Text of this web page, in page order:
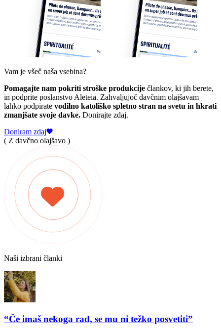
Vam je všeč naša vsebina?
Pomagajte nam pokriti stroške produkcije člankov, ki jih berete,
in podprite poslanstvo Aleteia. Zahvaljujoč davčnim olajšavam
lahko podpirate vodilno katoliško spletno stran na svetu in hkrati
zmanjšate svoje davke. Donirajte zdaj.
Doniram zdaj
( Z davčno olajšavo )
Naši izbrani članki
“Če imaš nekoga rad, se mu ni težko posvetiti”